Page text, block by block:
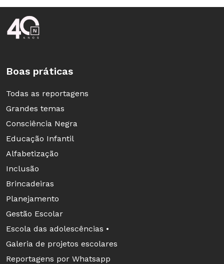
Atividade para crianças bem pequenas (1 ano e 7 meses a 3
anos e 11 meses) - creche
Atividade para bebês (0 a 1 ano e 6 meses) - creche
Essas e outras tantas práticas familiarizam as
crianças com os usos da linguagem escrita e
incorporam esse tipo de representação em seu
cotidiano como uma forma de comunicação
Rodapé da Nova Escola
Boas práticas
Todas as reportagens
Grandes temas
Consciência Negra
Educação Infantil
Alfabetização
Inclusão
Brincadeiras
Planejamento
Gestão Escolar
Escola das adolescências •
Galeria de projetos escolares
Reportagens por Whatsapp